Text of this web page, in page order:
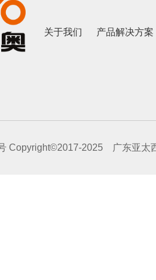
关于我们 产品解决方案
Copyright©2017-2025 广东亚太